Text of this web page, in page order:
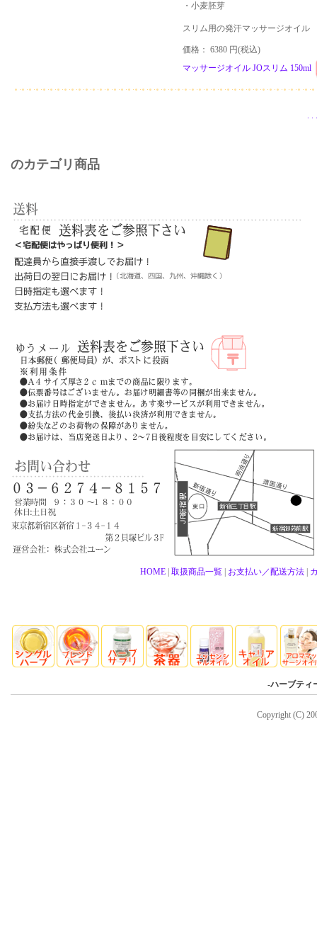
・小麦胚芽
スリム用の発汗マッサージオイル
価格： 6380 円(税込)
マッサージオイル JOスリム 150ml
. . .
のカテゴリ商品
HOME 取扱商品一覧 お支払い／配送方法
-ハーブティ
Copyright (C)